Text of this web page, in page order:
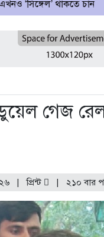
চান যে ৭ অভ্যাস
গেজ
|প্রিন্ট | ২১০ বার